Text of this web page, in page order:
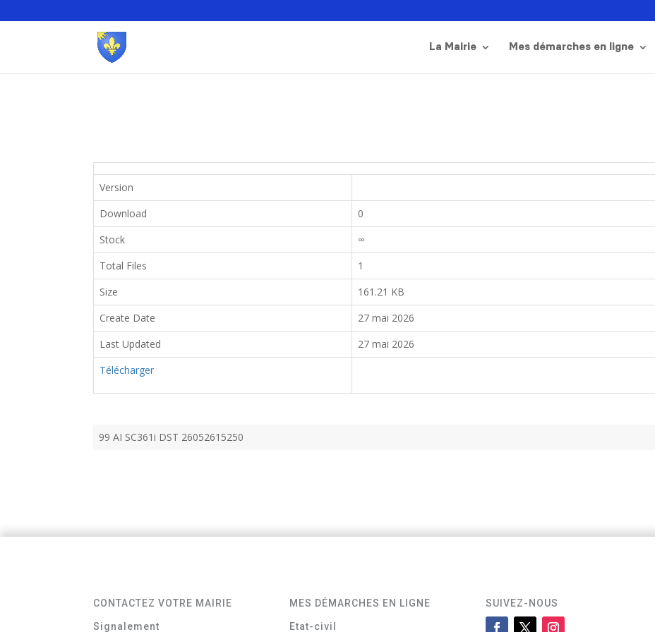
La Mairie Mes démarches en ligne
Version
Download
0
Stock
∞
Total Files
1
Size
161.21 KB
Create Date
27 mai 2026
Last Updated
27 mai 2026
Télécharger
99 AI SC361i DST 26052615250
CONTACTEZ VOTRE MAIRIE
Signalement
MES DÉMARCHES EN LIGNE
Etat-civil
SUIVEZ-NOUS